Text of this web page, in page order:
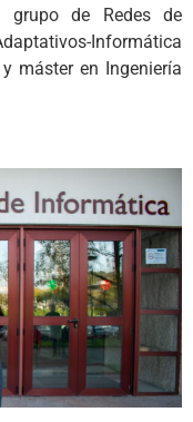
de Redes de
Informática
máster en Ingeniería